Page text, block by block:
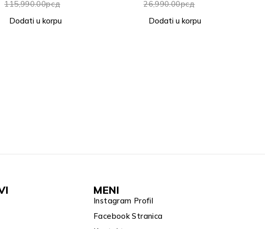
26,990.00рсд
Dodati u korpu
65,990.00рсд
Dodati u korpu
MENI
Instagram Profil
Facebook Stranica